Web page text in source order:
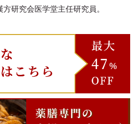
方研究会医学堂主任研究員。